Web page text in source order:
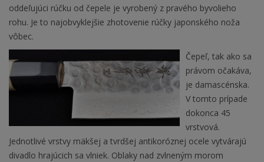
oddeľujúci rúčku od čepele je vyrobený z pravého byvolieho
rohu. Je to najobvyklejšie zhotovenie rúčky japonského noža
vôbec.
Čepeľ, tak ako sa
právom očakáva,
je damascénska.
V tomto prípade
dokonca 45
vrstvová.
Jednotlivé vrstvy mäkšej a tvrdšej antikoróznej ocele vytvárajú
divadlo hrajúcich sa vlniek. Oblaky nad zvlneným morom